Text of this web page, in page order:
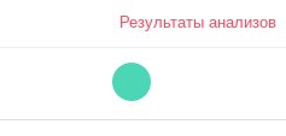
Результаты анализов